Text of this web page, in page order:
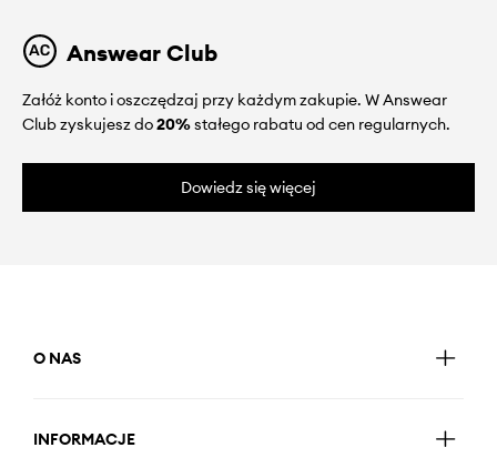
Answear Club
Załóż konto i oszczędzaj przy każdym zakupie. W Answear
Club zyskujesz do20%stałego rabatu od cen regularnych.
Dowiedz się więcej
O NAS
INFORMACJE